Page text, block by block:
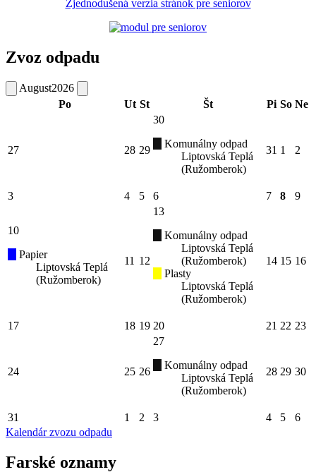
Zjednodušená verzia stránok pre seniorov
Zvoz odpadu
August2026
Po
Ut St Št Pi So Ne
27 28 29
30
Komunálny odpad
Liptovská Teplá
(Ružomberok)
31 1 2
3 4 5 6 7 8 9
10
Papier
Liptovská Teplá
(Ružomberok)
11 12
13
Komunálny odpad
Liptovská Teplá
(Ružomberok)
Plasty
Liptovská Teplá
(Ružomberok)
14 15 16
17 18 19 20 21 22 23
24 25 26
27
Komunálny odpad
Liptovská Teplá
(Ružomberok)
28 29 30
31 1 2 3 4 5
6
Kalendár zvozu odpadu
Farské oznamy